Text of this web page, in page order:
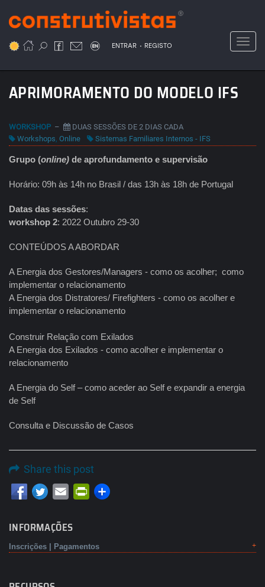
para
conteúdo
ENTRAR . REGISTO
APRIMORAMENTO DO MODELO IFS
WORKSHOP –
DUAS SESSÕES DE 2 DIAS CADA
Workshops, Online Sistemas Familiares Internos - IFS
Grupo (online) de aprofundamento e supervisão
Horário: 09h às 14h no Brasil / das 13h às 18h de Portugal
Datas das sessões:
workshop 2: 2022 Outubro 29-30
CONTEÚDOS A ABORDAR
A Energia dos Gestores/Managers - como os acolher; como
implementar o relacionamento
A Energia dos Distratores/ Firefighters - como os acolher e
implementar o relacionamento
Construir Relação com Exilados
A Energia dos Exilados - como acolher e implementar o
relacionamento
A Energia do Self – como aceder ao Self e expandir a energia
de Self
Consulta e Discussão de Casos
Share this post
Email PrintFriendly
INFORMAÇÕES
Inscrições | Pagamentos